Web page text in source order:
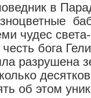
в
чудес света-
бога
разрушена
об этом